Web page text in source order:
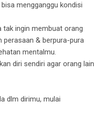
mengganggu kondisi
tak ingin membuat orang
perasaan & berpura-pura
mentalmu.
diri sendiri agar orang lain
dlm dirimu, mulai